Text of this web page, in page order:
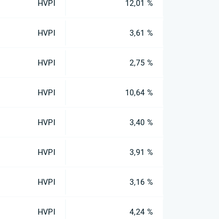
HVPI 12,01 %
HVPI 3,61 %
HVPI 2,75 %
HVPI 10,64 %
HVPI 3,40 %
HVPI 3,91 %
HVPI 3,16 %
HVPI 4,24 %